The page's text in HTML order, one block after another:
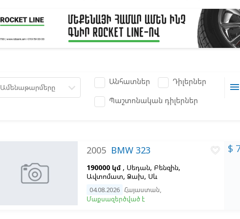
Ամենաթարմերը
Անհատներ
Դիլերներ
Պաշտոնական դիլերներ
menu
2005BMW 323
190000 կմ , Սեդան, Բենզին,
Ավտոմատ, Ձախ, Սև
04.08.2026 Հայաստան,
Մաքսազերծված է
favorite_border $